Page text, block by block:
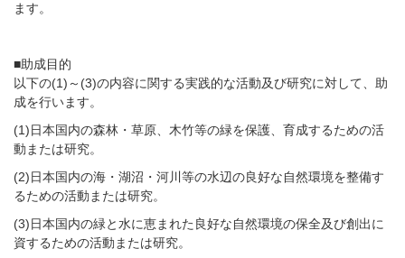
ます。
■助成目的
以下の(1)～(3)の内容に関する実践的な活動及び研究に対して、助
成を行います。
(1)日本国内の森林・草原、木竹等の緑を保護、育成するための活
動または研究。
(2)日本国内の海・湖沼・河川等の水辺の良好な自然環境を整備す
るための活動または研究。
(3)日本国内の緑と水に恵まれた良好な自然環境の保全及び創出に
資するための活動または研究。